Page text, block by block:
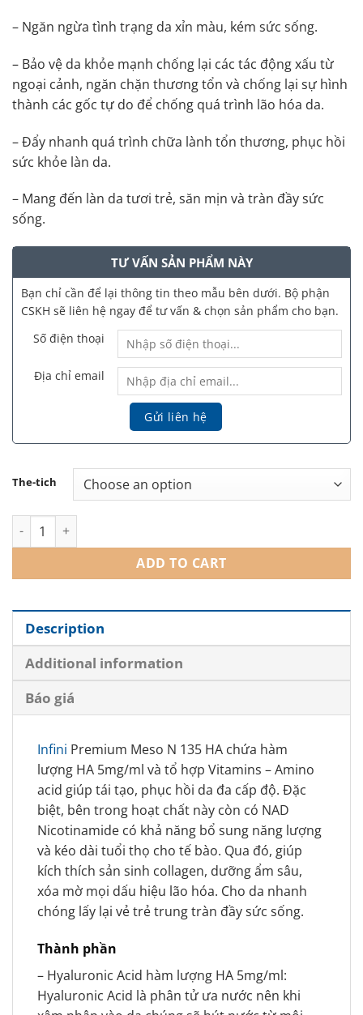
– Ngăn ngừa tình trạng da xỉn màu, kém sức sống.
– Bảo vệ da khỏe mạnh chống lại các tác động xấu từ
ngoại cảnh, ngăn chặn thương tổn và chống lại sự hình
thành các gốc tự do để chống quá trình lão hóa da.
– Đẩy nhanh quá trình chữa lành tổn thương, phục hồi
sức khỏe làn da.
– Mang đến làn da tươi trẻ, săn mịn và tràn đầy sức
sống.
TƯ VẤN SẢN PHẨM NÀY
Bạn chỉ cần để lại thông tin theo mẫu bên dưới. Bộ phận
CSKH sẽ liên hệ ngay để tư vấn & chọn sản phẩm cho bạn.
Số điện thoại
Địa chỉ email
The-tich
Infini Premium Meso N 135 HA - Meso Cocktail Trẻ Hóa Da
ADD TO CART
Description
Additional information
Báo giá
Infini Premium Meso N 135 HA chứa hàm
lượng HA 5mg/ml và tổ hợp Vitamins – Amino
acid giúp tái tạo, phục hồi da đa cấp độ. Đặc
biệt, bên trong hoạt chất này còn có NAD
Nicotinamide có khả năng bổ sung năng lượng
và kéo dài tuổi thọ cho tế bào. Qua đó, giúp
kích thích sản sinh collagen, dưỡng ẩm sâu,
xóa mờ mọi dấu hiệu lão hóa. Cho da nhanh
chóng lấy lại vẻ trẻ trung tràn đầy sức sống.
Thành phần
– Hyaluronic Acid hàm lượng HA 5mg/ml:
Hyaluronic Acid là phân tử ưa nước nên khi